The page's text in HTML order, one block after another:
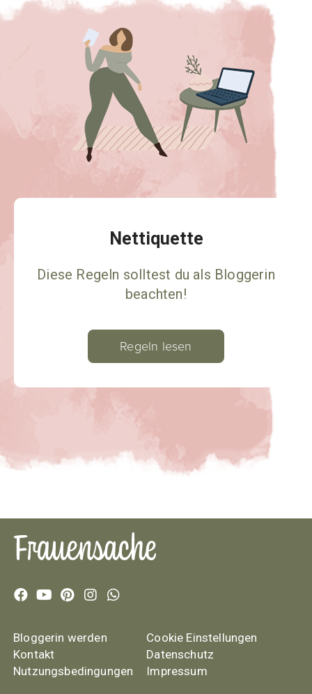
Nettiquette
Diese Regeln solltest du als Bloggerin
beachten!
Regeln lesen
Bloggerin werden
Kontakt
Nutzungsbedingungen
Cookie Einstellungen
Datenschutz
Impressum